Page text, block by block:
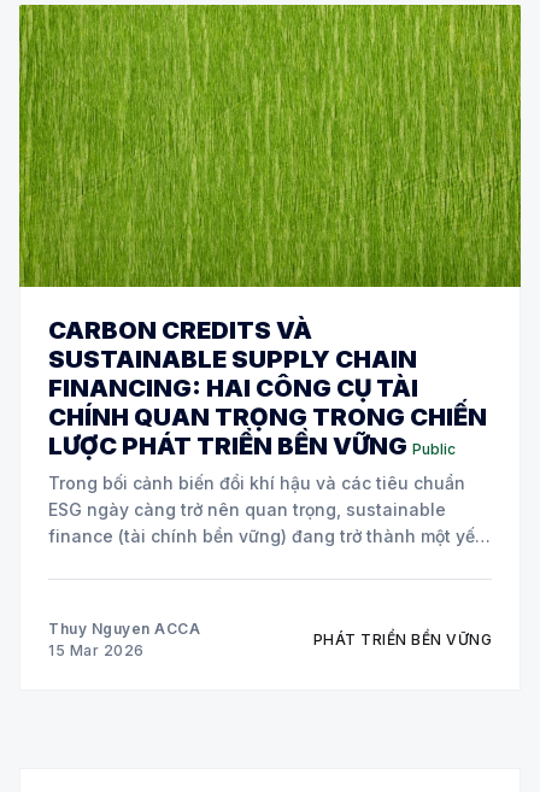
CARBON CREDITS VÀ
SUSTAINABLE SUPPLY CHAIN
FINANCING: HAI CÔNG CỤ TÀI
CHÍNH QUAN TRỌNG TRONG CHIẾN
LƯỢC PHÁT TRIỂN BỀN VỮNG Public
Trong bối cảnh biến đổi khí hậu và các tiêu chuẩn
ESG ngày càng trở nên quan trọng, sustainable
finance (tài chính bền vững) đang trở thành một yếu
Thuy Nguyen ACCA
15 Mar 2026
PHÁT TRIỂN BỀN VỮNG